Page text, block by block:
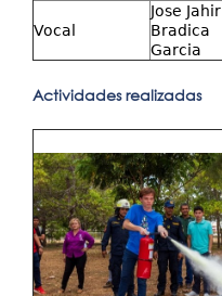
Vocal
Jose Jahir
Bradica
Garcia
Actividades realizadas